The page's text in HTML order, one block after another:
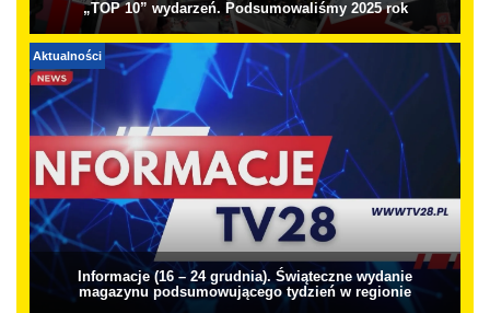
„TOP 10” wydarzeń. Podsumowaliśmy 2025 rok
Aktualności
Informacje (16 – 24 grudnia). Świąteczne wydanie
magazynu podsumowującego tydzień w regionie